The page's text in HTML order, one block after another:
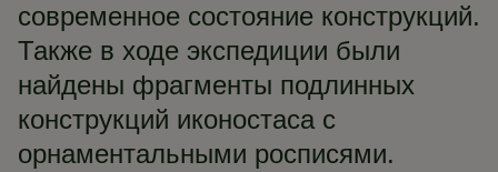
современное состояние конструкций.
Также в ходе экспедиции были
найдены фрагменты подлинных
конструкций иконостаса с
орнаментальными росписями.